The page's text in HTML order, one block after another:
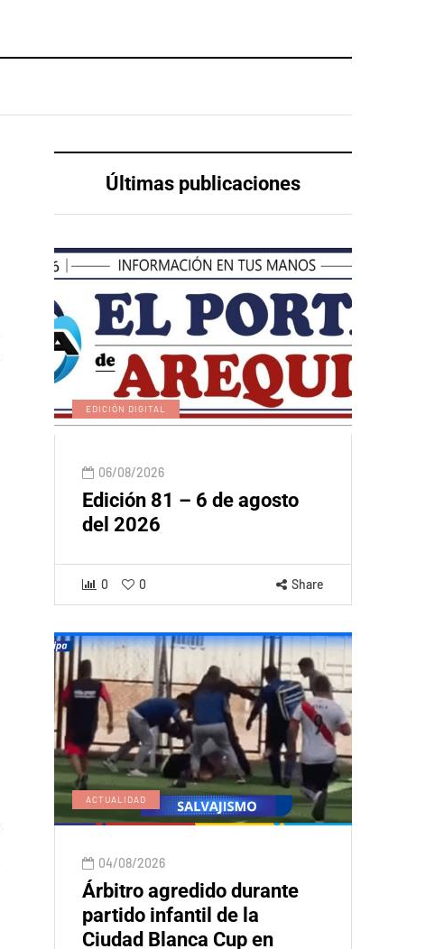
Últimas publicaciones
EDICIÓN DIGITAL
06/08/2026
Edición 81 – 6 de agosto
del 2026
0 0 Share
ACTUALIDAD
04/08/2026
Árbitro agredido durante
partido infantil de la
Ciudad Blanca Cup en